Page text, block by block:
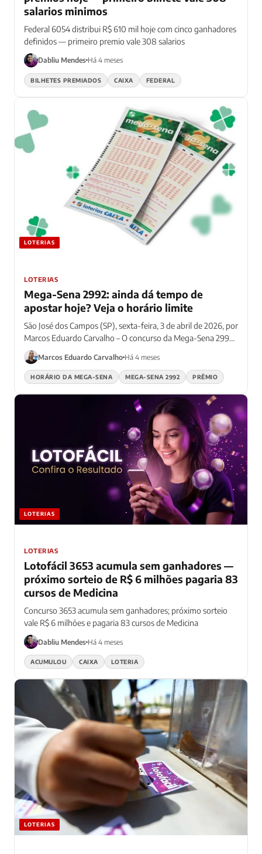
salarios minimos
Federal 6054 distribui R$ 610 mil hoje com cinco ganhadores
definidos — primeiro premio vale 308 salarios
Dabliu Mendes Há 4 meses
BILHETES PREMIADOS CAIXA FEDERAL
LOTERIAS
LOTERIAS
Mega-Sena 2992: ainda dá tempo de
apostar hoje? Veja o horário limite
São José dos Campos (SP), sexta-feira, 3 de abril de 2026, por
Marcos Eduardo Carvalho – O concurso da Mega-Sena 2992
acontece neste sábado (4)...
Marcos Eduardo Carvalho Há 4 meses
HORÁRIO DA MEGA-SENA MEGA-SENA 2992 PRÊMIO
LOTERIAS
LOTERIAS
Lotofácil 3653 acumula sem ganhadores —
próximo sorteio de R$ 6 milhões pagaria 83
cursos de Medicina
Concurso 3653 acumula sem ganhadores; próximo sorteio
vale R$ 6 milhões e pagaria 83 cursos de Medicina
Dabliu Mendes Há 4 meses
ACUMULOU CAIXA LOTERIA
LOTERIAS